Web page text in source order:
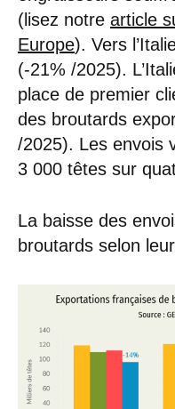
(lisez notre article
Europe). Vers
(-21% /2025).
place de premier
des broutards
/2025). Les envois
3 000 têtes sur
La baisse des
broutards selon